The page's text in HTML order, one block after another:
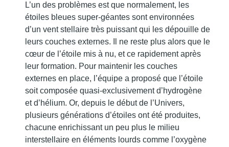
L’un des problèmes est que normalement, les
étoiles bleues super-géantes sont environnées
d’un vent stellaire très puissant qui les dépouille de
leurs couches externes. Il ne reste plus alors que le
cœur de l’étoile mis à nu, et ce rapidement après
leur formation. Pour maintenir les couches
externes en place, l’équipe a proposé que l’étoile
soit composée quasi-exclusivement d’hydrogène
et d’hélium. Or, depuis le début de l’Univers,
plusieurs générations d’étoiles ont été produites,
chacune enrichissant un peu plus le milieu
interstellaire en éléments lourds comme l’oxygène